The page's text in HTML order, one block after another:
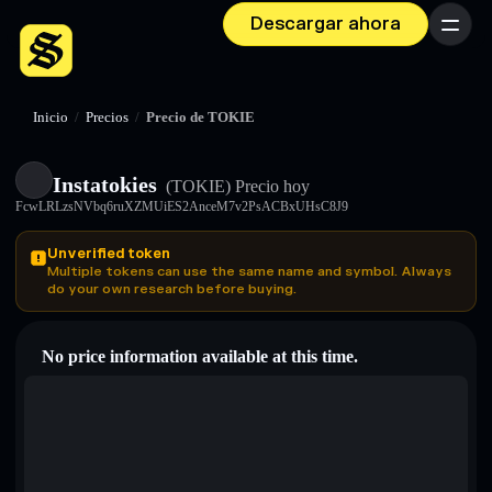
Descargar ahora Menú
Inicio / Precios / Precio de TOKIE
Instatokies (TOKIE) Precio hoy
FcwLRLzsNVbq6ruXZMUiES2AnceM7v2PsACBxUHsC8J9
Unverified token
Multiple tokens can use the same name and symbol. Always
do your own research before buying.
No price information available at this time.